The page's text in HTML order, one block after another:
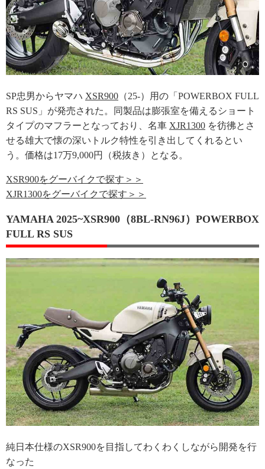
SP忠男からヤマハ XSR900 （25-）用の「POWERBOX FULL
RS SUS」が発売された。同製品は膨張室を備えるショート
タイプのマフラーとなっており、名車 XJR1300 を彷彿とさ
せる雄大で懐の深いトルク特性を引き出してくれるとい
う。価格は17万9,000円（税抜き）となる。
XSR900をグーバイクで探す＞＞
XJR1300をグーバイクで探す＞＞
YAMAHA 2025~XSR900（8BL-RN96J）POWERBOX
FULL RS SUS
純日本仕様のXSR900を目指してわくわくしながら開発を行
なった